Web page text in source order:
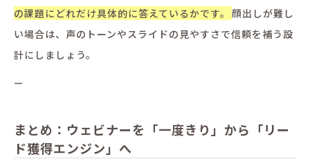
の課題にどれだけ具体的に答えているかです。 顔出しが難し
い場合は、声のトーンやスライドの見やすさで信頼を補う設
計にしましょう。
—
まとめ：ウェビナーを「一度きり」から「リー
ド獲得エンジン」へ